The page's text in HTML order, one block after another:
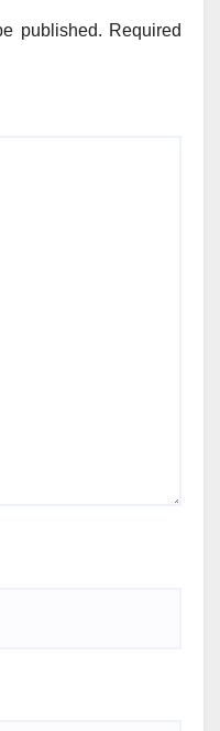
published. Required